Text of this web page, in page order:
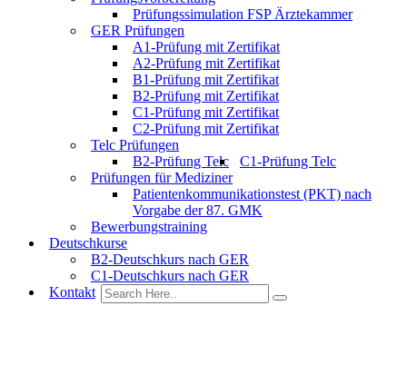
Prüfungssimulation FSP Ärztekammer
GER Prüfungen
A1-Prüfung mit Zertifikat
A2-Prüfung mit Zertifikat
B1-Prüfung mit Zertifikat
B2-Prüfung mit Zertifikat
C1-Prüfung mit Zertifikat
C2-Prüfung mit Zertifikat
Telc Prüfungen
B2-Prüfung Telc
C1-Prüfung Telc
Prüfungen für Mediziner
Patientenkommunikationstest (PKT) nach
Vorgabe der 87. GMK
Bewerbungstraining
Deutschkurse
B2-Deutschkurs nach GER
C1-Deutschkurs nach GER
Kontakt